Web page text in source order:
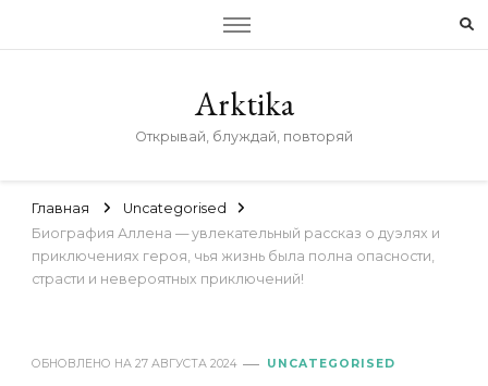
Arktika
Открывай, блуждай, повторяй
Главная
Uncategorised
Биография Аллена — увлекательный рассказ о дуэлях и
приключениях героя, чья жизнь была полна опасности,
страсти и невероятных приключений!
ОБНОВЛЕНО НА 27 АВГУСТА 2024 UNCATEGORISED